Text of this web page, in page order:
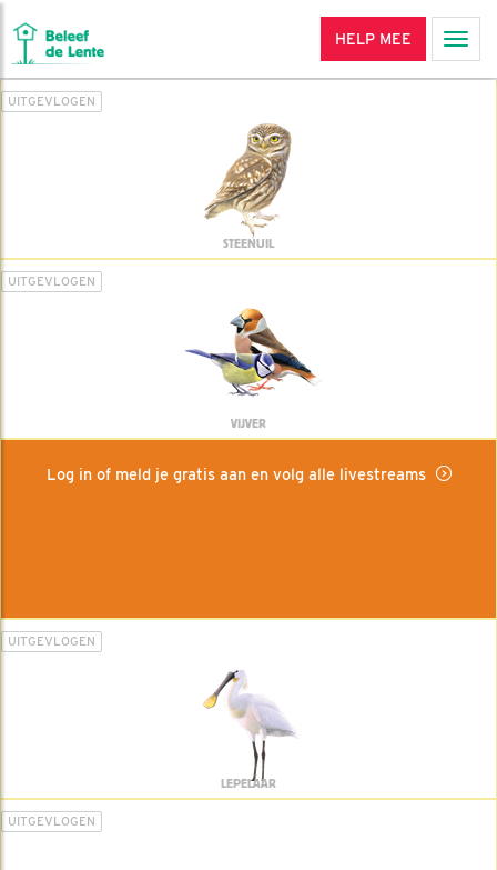
HELP MEE
UITGEVLOGEN
STEENUIL
UITGEVLOGEN
VIJVER
Log in of meld je gratis aan en volg alle livestreams
UITGEVLOGEN
LEPELAAR
UITGEVLOGEN